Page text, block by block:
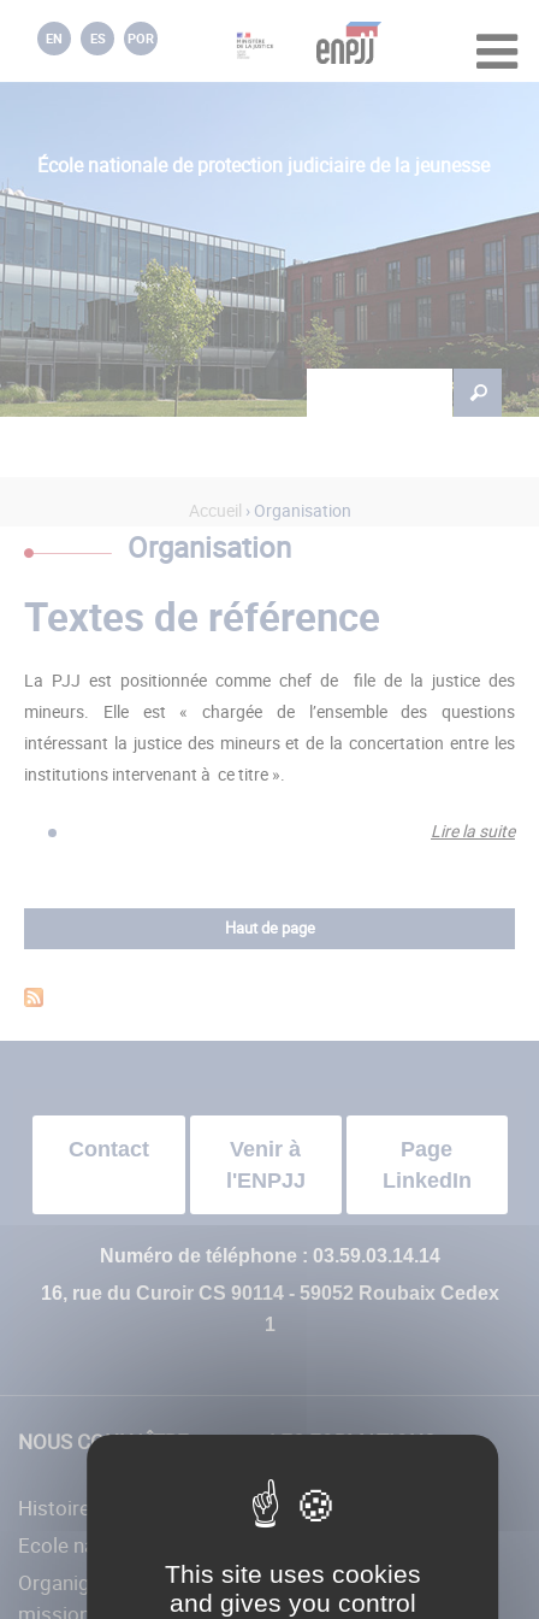
École nationale de protection judiciaire de la jeunesse
EN ES POR
Formulaire de
Vous êtes ici
Accueil › Organisation
Organisation
Textes de référence
La PJJ est positionnée comme chef de file de la justice des
mineurs. Elle est « chargée de l’ensemble des questions
intéressant la justice des mineurs et de la concertation entre les
institutions intervenant à ce titre ».
Lire la suitede
Haut de page
Contact
Venir à
l'ENPJJ
Page
LinkedIn
Numéro de téléphone : 03.59.03.14.14
16, rue du Curoir CS 90114 - 59052 Roubaix Cedex
1
NOUS CONNAÎTRE
Histoire de l’ENPJJ
Ecole nationale de PJJ
Organigramme et
LES FORMATIONS
Une offre de formation
La formation statutaire
This site uses cookies
and gives you control